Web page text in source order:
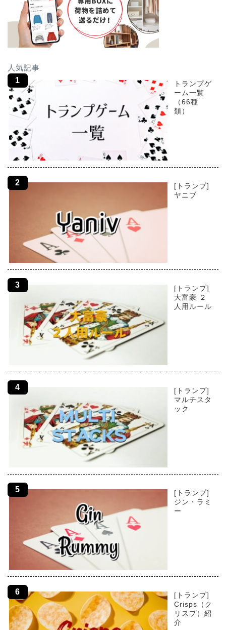
人気記事
トランプゲ
ーム一覧
（66種
類）
[トランプ]
ヤニブ
[トランプ]
大富豪 ２
人用ルール
[トランプ]
マルチスタ
ック
[トランプ]
ジン・ラミ
ー
[トランプ]
Crisps（ク
リスプ）紹
介